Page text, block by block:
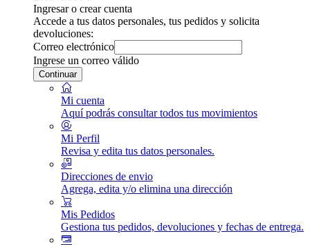
Ingresar o crear cuenta
Accede a tus datos personales, tus pedidos y solicita
devoluciones:
Correo electrónico
Ingrese un correo válido
Continuar
Mi cuenta
Aquí podrás consultar todos tus movimientos
Mi Perfil
Revisa y edita tus datos personales.
Direcciones de envio
Agrega, edita y/o elimina una dirección
Mis Pedidos
Gestiona tus pedidos, devoluciones y fechas de entrega.